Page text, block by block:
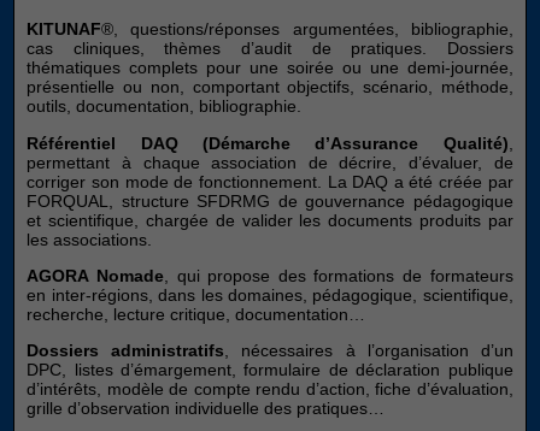
KITUNAF®, questions/réponses argumentées, bibliographie,
cas cliniques, thèmes d’audit de pratiques. Dossiers
thématiques complets pour une soirée ou une demi-journée,
présentielle ou non, comportant objectifs, scénario, méthode,
outils, documentation, bibliographie.
Référentiel DAQ (Démarche d’Assurance Qualité)
permettant à chaque association de décrire, d’évaluer, de
corriger son mode de fonctionnement. La DAQ a été créée par
FORQUAL, structure SFDRMG de gouvernance pédagogique
et scientifique, chargée de valider les documents produits par
les associations.
AGORA Nomade , qui propose des formations de formateurs
en inter-régions, dans les domaines, pédagogique, scientifique,
recherche, lecture critique, documentation…
Dossiers administratifs, nécessaires à l’organisation d’un
DPC, listes d’émargement, formulaire de déclaration publique
d’intérêts, modèle de compte rendu d’action, fiche d’évaluation,
grille d’observation individuelle des pratiques…
Nécessaires
facultatifs. Ils
sont
nécessaires au
fonctionnement
du site Web.
Statistiques
nous
puissions
améliorer la
fonctionnalité